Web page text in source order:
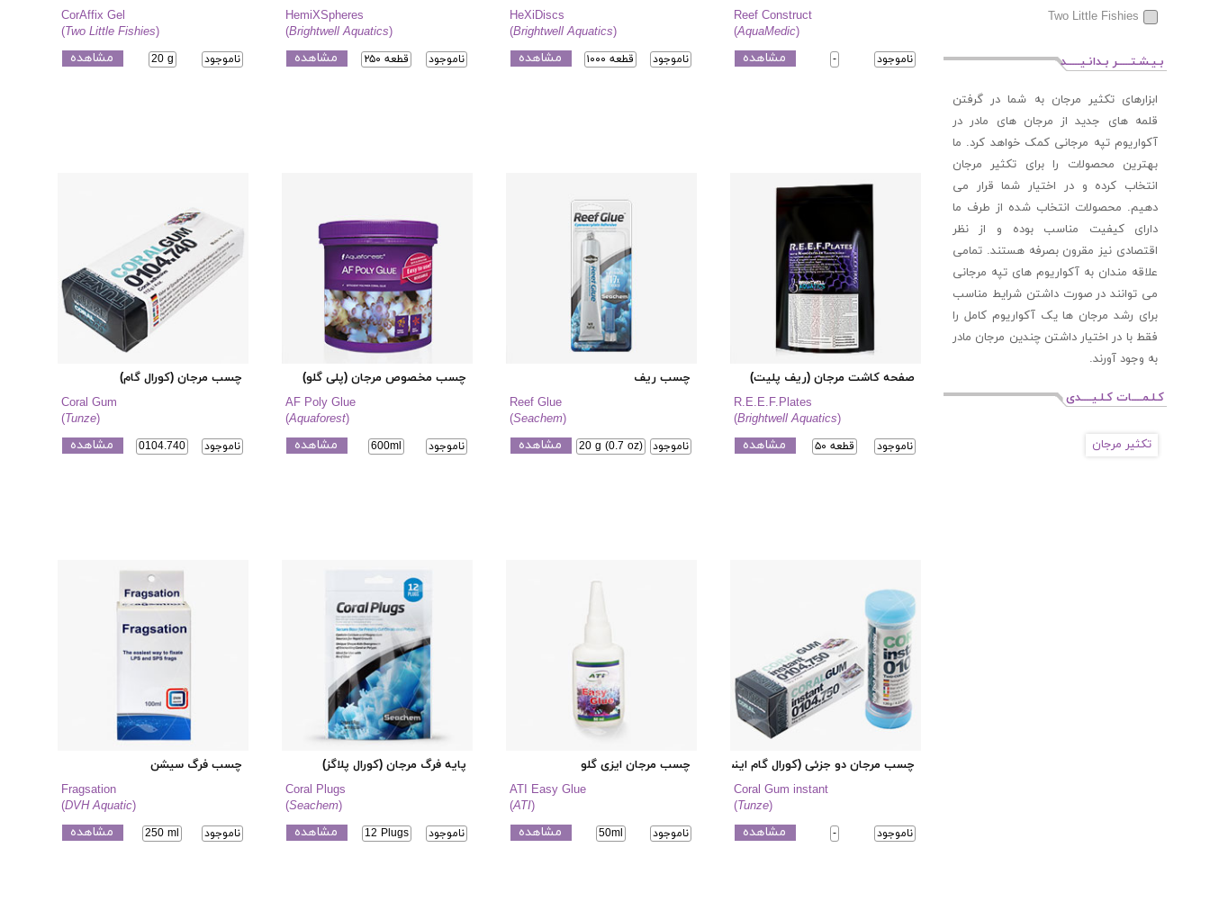
Two Little Fishies
بـیـشـتـــــر بـدانـیـــــد
ابزارهای تکثیر مرجان به شما در گرفتن
قلمه های جدید از مرجان های مادر در
آکواریوم تپه مرجانی کمک خواهد کرد. ما
بهترین محصولات را برای تکثیر مرجان
انتخاب کرده و در اختیار شما قرار می
دهیم. محصولات انتخاب شده از طرف ما
دارای کیفیت مناسب بوده و از نظر
اقتصادی نیز مقرون بصرفه هستند. تمامی
علاقه مندان به آکواریوم های تپه مرجانی
می توانند در صورت داشتن شرایط مناسب
برای رشد مرجان ها یک آکواریوم کامل را
فقط با در اختیار داشتن چندین مرجان مادر
به وجود آورند.
کـلـمــــات کـلـیــــدی
تکثیر مرجان
Reef Construct
(AquaMedic)
ناموجود - مشاهده
HeXiDiscs
(Brightwell Aquatics)
ناموجود قطعه ۱۰۰۰ مشاهده
HemiXSpheres
(Brightwell Aquatics)
ناموجود ۲۵۰ قطعه مشاهده
CorAffix Gel
(Two Little Fishies)
ناموجود 20 g مشاهده
صفحه کاشت مرجان (ریف پلیت)
R.E.E.F.Plates
(Brightwell Aquatics)
ناموجود ۵۰ قطعه مشاهده
چسب ریف
Reef Glue
(Seachem)
ناموجود 20 g (0.7 oz) مشاهده
چسب مخصوص مرجان (پلی گلو)
AF Poly Glue
(Aquaforest)
ناموجود 600ml مشاهده
چسب مرجان (کورال گام)
Coral Gum
(Tunze)
ناموجود 0104.740 مشاهده
چسب مرجان دو جزئی (کورال گام اینستنت)
Coral Gum instant
(Tunze)
ناموجود - مشاهده
چسب مرجان ایزی گلو
ATI Easy Glue
(ATI)
ناموجود 50ml مشاهده
پایه فرگ مرجان (کورال پلاگز)
Coral Plugs
(Seachem)
ناموجود 12 Plugs مشاهده
چسب فرگ سیشن
Fragsation
(DVH Aquatic)
ناموجود 250 ml مشاهده